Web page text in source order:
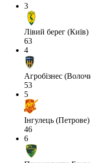
3
Лівий берег (Київ)
63
4
Агробізнес
53
5
Інгулець (Петрове)
46
6